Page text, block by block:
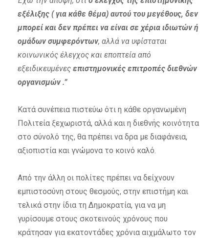
εξέλιξης ( για κάθε θέμα) αυτού του μεγέθους, δεν
μπορεί και δεν πρέπει να είναι σε χέρια ιδιωτών ή
ομάδων συμφερόντων, αλλά να υφίσταται
κοινωνικός έλεγχος και εποπτεία από
εξειδικευμένες επιστημονικές επιτροπές διεθνών
οργανισμών .”
Κατά συνέπεια πιστεύω ότι η κάθε οργανωμένη
Πολιτεία ξεχωριστά, αλλά και η διεθνής κοινότητα
στο σύνολό της, θα πρέπει να δρα με διαφάνεια,
αξιοπιστία και γνώμονα το κοινό καλό.
Από την άλλη οι πολίτες πρέπει να δείχνουν
εμπιστοσύνη στους θεσμούς, στην επιστήμη και
τελικά στην ίδια τη Δημοκρατία, για να μη
γυρίσουμε στους σκοτεινούς χρόνους που
κράτησαν για εκατοντάδες χρόνια αιχμάλωτο τον